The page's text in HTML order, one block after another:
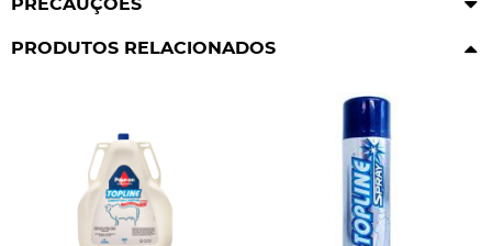
PRECAUÇÕES
PRODUTOS RELACIONADOS